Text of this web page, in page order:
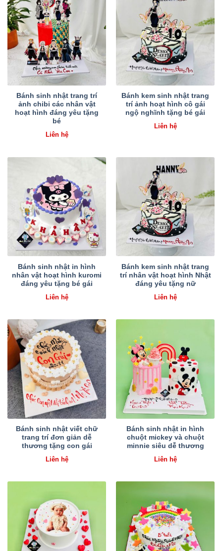
Bánh sinh nhật trang trí
ảnh chibi các nhân vật
hoạt hình đáng yêu tặng
bé
Liên hệ
Bánh kem sinh nhật trang
trí ảnh hoạt hình cô gái
ngộ nghĩnh tặng bé gái
Liên hệ
Bánh sinh nhật in hình
nhân vật hoạt hình kuromi
đáng yêu tặng bé gái
Liên hệ
Bánh kem sinh nhật trang
trí nhân vật hoạt hình Nhật
đáng yêu tặng nữ
Liên hệ
Bánh sinh nhật viết chữ
trang trí đơn giản dễ
thương tặng con gái
Liên hệ
Bánh sinh nhật in hình
chuột mickey và chuột
minnie siêu dễ thương
Liên hệ